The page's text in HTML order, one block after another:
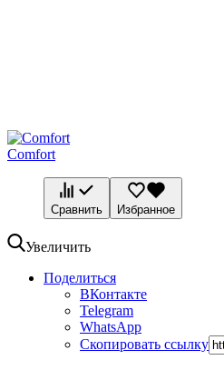
Comfort
Сравнить Избранное
Увеличить
Поделиться
ВКонтакте
Telegram
WhatsApp
Скопировать ссылку